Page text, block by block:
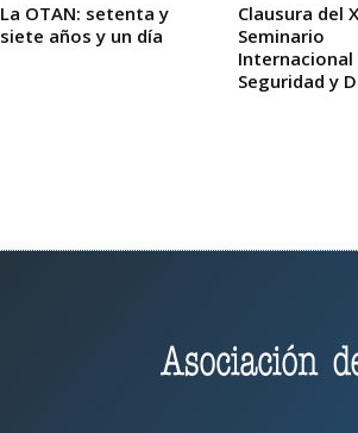
La OTAN: setenta y
siete años y un día
Clausura del
Seminario
Internacional
Seguridad y